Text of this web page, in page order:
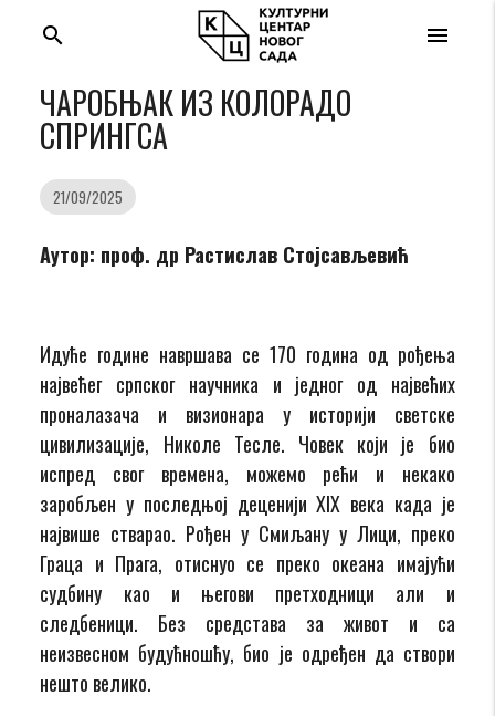
menu
search
ЧАРОБЊАК ИЗ КОЛОРАДО
СПРИНГСА
21/09/2025
Аутор: проф. др Растислав Стојсављевић
Идуће године навршава се 170 година од рођења
највећег српског научника и једног од највећих
проналазача и визионара у историји светске
цивилизације, Николе Тесле. Човек који је био
испред свог времена, можемо рећи и некако
заробљен у последњој деценији XIX века када је
највише стварао. Рођен у Смиљану у Лици, преко
Граца и Прага, отиснуо се преко океана имајући
судбину као и његови претходници али и
следбеници. Без средстава за живот и са
неизвесном будућношћу, био је одређен да створи
нешто велико.